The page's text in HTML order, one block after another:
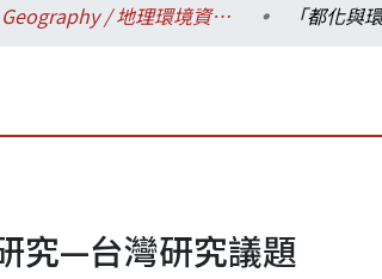
Geography / 地理環境資源學系
究—台灣研究議題